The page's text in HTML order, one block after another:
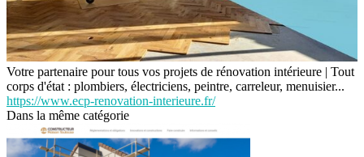
Votre partenaire pour tous vos projets de rénovation intérieure | Tout
corps d'état : plombiers, électriciens, peintre, carreleur, menuisier...
https://www.ecp-renovation-interieure.fr/
Dans la même catégorie